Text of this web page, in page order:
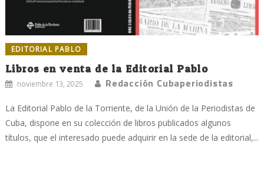
EDITORIAL PABLO
Libros en venta de la Editorial Pablo
noviembre 13, 2025 Redacción Cubaperiodistas
La Editorial Pablo de la Torriente, de la Unión de la Periodistas de
Cuba, dispone en su colección de libros publicados algunos
títulos, que el interesado puede adquirir en la sede de la editorial,...